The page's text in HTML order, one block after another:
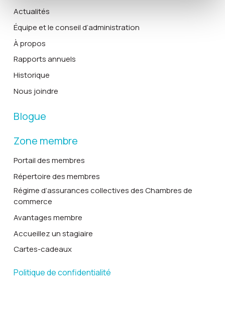
Actualités
Équipe et le conseil d’administration
À propos
Rapports annuels
Historique
Nous joindre
Blogue
Zone membre
Portail des membres
Répertoire des membres
Régime d’assurances collectives des Chambres de
commerce
Avantages membre
Accueillez un stagiaire
Cartes-cadeaux
Politique de confidentialité